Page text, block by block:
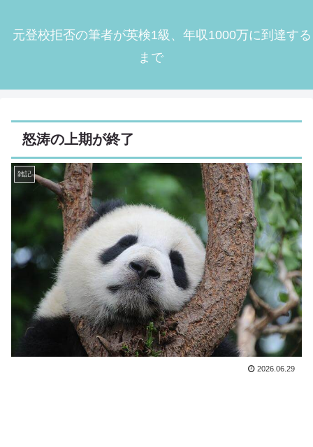
元登校拒否の筆者が英検1級、年収1000万に到達する
まで
怒涛の上期が終了
雑記
2026.06.29